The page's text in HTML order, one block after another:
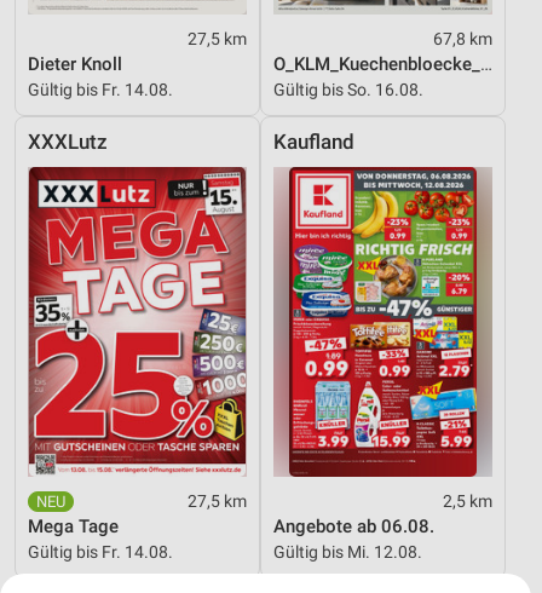
27,5 km
Dieter Knoll
Gültig bis Fr. 14.08.
67,8 km
O_KLM_Kuechenbloecke_01_26_ES
Gültig bis So. 16.08.
XXXLutz
27,5 km
Mega Tage
Gültig bis Fr. 14.08.
Kaufland
2,5 km
Angebote ab 06.08.
Gültig bis Mi. 12.08.